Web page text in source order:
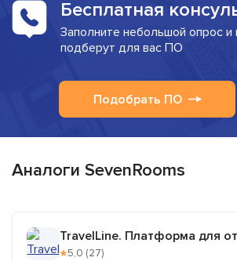
Бесплатная
Заполните небольшой опрос и
подберут для вас ПО
Подобрать ПО
Аналоги SevenRooms
TravelLine. Платформа для
★5,0 (27)